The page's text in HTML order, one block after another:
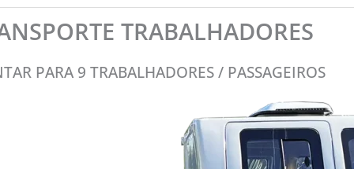
TRABALHADORES
PARA 9 TRABALHADORES / PASSAGEIROS